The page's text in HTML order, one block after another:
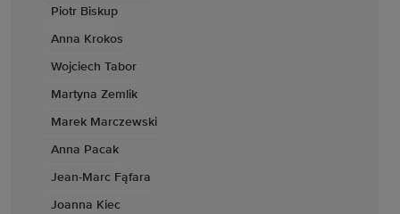
Piotr Biskup
Anna Krokos
Wojciech Tabor
Martyna Zemlik
Marek Marczewski
Anna Pacak
Jean-Marc Fąfara
Joanna Kiec